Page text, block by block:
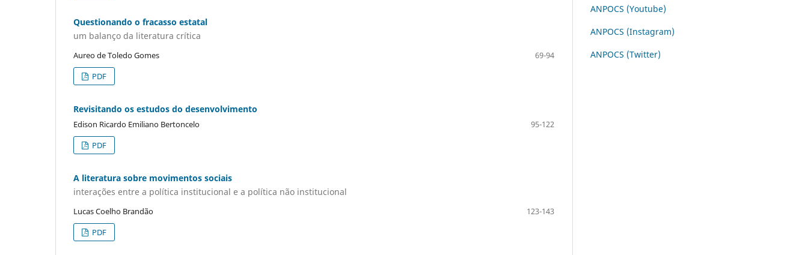
Questionando o fracasso estatal
um balanço da literatura crítica
Aureo de Toledo Gomes
69-94
PDF
Revisitando os estudos do desenvolvimento
Edison Ricardo Emiliano Bertoncelo
95-122
PDF
A literatura sobre movimentos sociais
interações entre a política institucional e a política não institucional
Lucas Coelho Brandão
123-143
PDF
ANPOCS (Youtube)
ANPOCS (Instagram)
ANPOCS (Twitter)